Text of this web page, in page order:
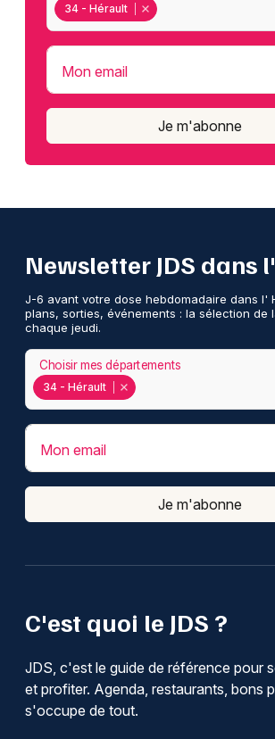
34 - Hérault
Mon email
Je m'abonne
C'est quoi le JDS ?
JDS, c'est le guide de référence pour
et profiter. Agenda, restaurants, bons
s'occupe de tout.
Newsletter JDS dans
J-6 avant votre dose hebdomadaire dans l'
plans, sorties, événements : la sélection de
chaque jeudi.
34 - Hérault
Choisir mes départements
Mon email
Je m'abonne